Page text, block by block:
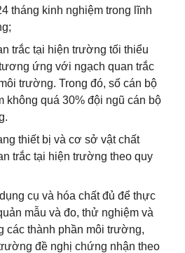
tháng kinh nghiệm trong lĩnh
trắc tại hiện trường tối thiểu
ứng với ngạch quan trắc
trường. Trong đó, số cán bộ
không quá 30% đội ngũ cán bộ
thiết bị và cơ sở vật chất
trắc tại hiện trường theo quy
cụ và hóa chất đủ để thực
mẫu và đo, thử nghiệm và
các thành phần môi trường,
đề nghị chứng nhận theo